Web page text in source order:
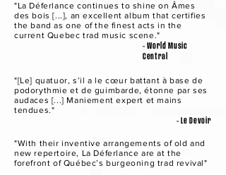
"La Déferlance continues to shine on Âmes
des bois [...], an excellent album that certifies
the band as one of the finest acts in the
current Quebec trad music scene."
- World Music
Central
"[Le] quatuor, s’il a le cœur battant à base de
podorythmie et de guimbarde, étonne par ses
audaces [...] Maniement expert et mains
tendues."
- Le Devoir
"With their inventive arrangements of old and
new repertoire, La Déferlance are at the
forefront of Québec’s burgeoning trad revival"